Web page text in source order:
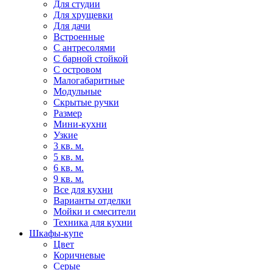
Для студии
Для хрущевки
Для дачи
Встроенные
С антресолями
С барной стойкой
С островом
Малогабаритные
Модульные
Скрытые ручки
Размер
Мини-кухни
Узкие
3 кв. м.
5 кв. м.
6 кв. м.
9 кв. м.
Все для кухни
Варианты отделки
Мойки и смесители
Техника для кухни
Шкафы-купе
Цвет
Коричневые
Серые